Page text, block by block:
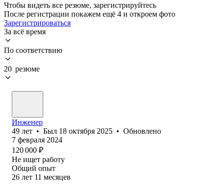
Чтобы видеть все резюме, зарегистрируйтесь
После регистрации покажем ещё 4 и откроем фото
Зарегистрироваться
За всё время
По соответствию
20 резюме
Инженер
49 лет • Был 18 октября 2025 • Обновлено
7 февраля 2024
120 000 ₽
Не ищет работу
Общий опыт
26 лет 11 месяцев